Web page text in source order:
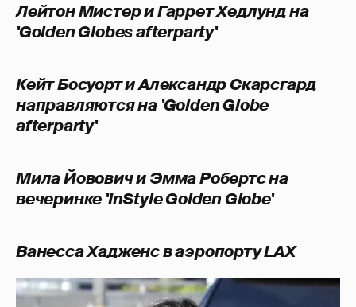
Лейтон Мистер и Гаррет Хедлунд на
'Golden Globes afterparty'
Кейт Босуорт и Александр Скарсгард
направляются на 'Golden Globe
afterparty'
Мила Йовович и Эмма Робертс на
вечеринке 'InStyle Golden Globe'
Ванесса Хадженс в аэропорту LAX